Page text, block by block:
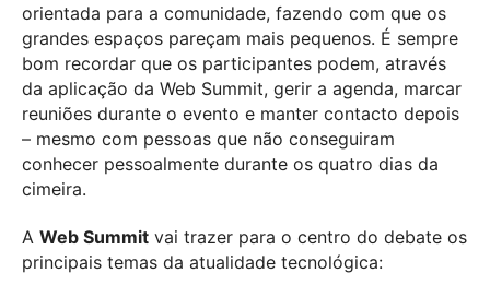
orientada para a comunidade, fazendo com que os
grandes espaços pareçam mais pequenos. É sempre
bom recordar que os participantes podem, através
da aplicação da Web Summit, gerir a agenda, marcar
reuniões durante o evento e manter contacto depois
– mesmo com pessoas que não conseguiram
conhecer pessoalmente durante os quatro dias da
cimeira.
A Web Summit vai trazer para o centro do debate os
principais temas da atualidade tecnológica: